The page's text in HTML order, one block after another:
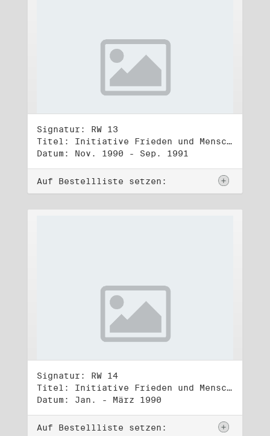
Signatur: RW 13
Titel: Initiative Frieden und Menschenrechte (3)
Datum: Nov. 1990 - Sep. 1991
Auf Bestellliste setzen:
Signatur: RW 14
Titel: Initiative Frieden und Menschenrechte, Volkskammerwahl 18.3.1990
Datum: Jan. - März 1990
Auf Bestellliste setzen: